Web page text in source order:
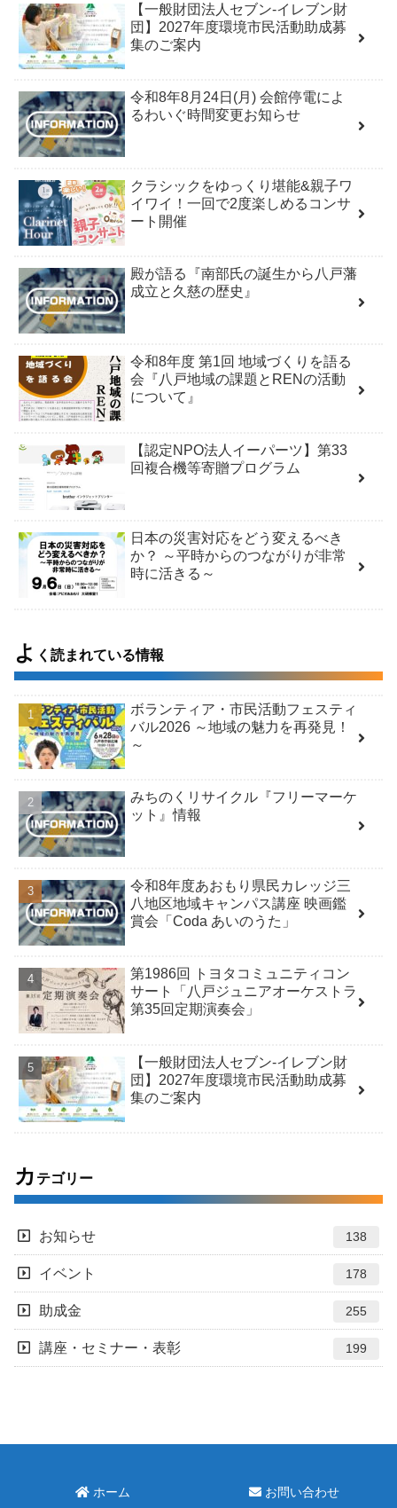
【一般財団法人セブン-イレブン財
団】2027年度環境市民活動助成募
集のご案内
令和8年8月24日(月) 会館停電によ
るわいぐ時間変更お知らせ
クラシックをゆっくり堪能&親子ワ
イワイ！一回で2度楽しめるコンサ
ート開催
殿が語る『南部氏の誕生から八戸藩
成立と久慈の歴史』
令和8年度 第1回 地域づくりを語る
会『八戸地域の課題とRENの活動
について』
【認定NPO法人イーパーツ】第33
回複合機等寄贈プログラム
日本の災害対応をどう変えるべき
か？ ～平時からのつながりが非常
時に活きる～
よ く読まれている情報
ボランティア・市民活動フェスティ
バル2026 ～地域の魅力を再発見！
～
みちのくリサイクル『フリーマーケ
ット』情報
令和8年度あおもり県民カレッジ三
八地区地域キャンパス講座 映画鑑
賞会「Coda あいのうた」
第1986回 トヨタコミュニティコン
サート「八戸ジュニアオーケストラ
第35回定期演奏会」
【一般財団法人セブン-イレブン財
団】2027年度環境市民活動助成募
集のご案内
カ テゴリー
お知らせ 138
イベント 178
助成金 255
講座・セミナー・表彰 199
ホーム お問い合わせ